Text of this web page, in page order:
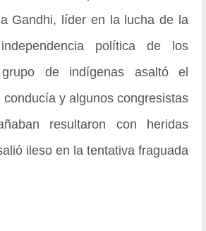
Gandhi, líder en la lucha de la
política de los
de indígenas asaltó el
y algunos congresistas
resultaron con heridas
ileso en la tentativa fraguada